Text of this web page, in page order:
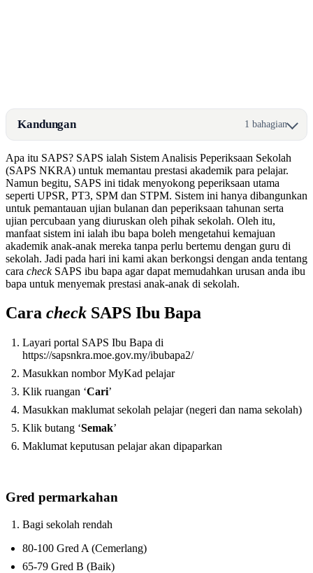
Kandungan 1 bahagian
Apa itu SAPS? SAPS ialah Sistem Analisis Peperiksaan Sekolah
(SAPS NKRA) untuk memantau prestasi akademik para pelajar.
Namun begitu, SAPS ini tidak menyokong peperiksaan utama
seperti UPSR, PT3, SPM dan STPM. Sistem ini hanya dibangunkan
untuk pemantauan ujian bulanan dan peperiksaan tahunan serta
ujian percubaan yang diuruskan oleh pihak sekolah. Oleh itu,
manfaat sistem ini ialah ibu bapa boleh mengetahui kemajuan
akademik anak-anak mereka tanpa perlu bertemu dengan guru di
sekolah. Jadi pada hari ini kami akan berkongsi dengan anda tentang
cara checkSAPS ibu bapa agar dapat memudahkan urusan anda ibu
bapa untuk menyemak prestasi anak-anak di sekolah.
Cara check SAPS Ibu Bapa
Layari portal SAPS Ibu Bapa di
https://sapsnkra.moe.gov.my/ibubapa2/
Masukkan nombor MyKad pelajar
Klik ruangan ‘Cari’
Masukkan maklumat sekolah pelajar (negeri dan nama sekolah)
Klik butang ‘Semak’
Maklumat keputusan pelajar akan dipaparkan
Gred permarkahan
Bagi sekolah rendah
80-100 Gred A (Cemerlang)
65-79 Gred B (Baik)